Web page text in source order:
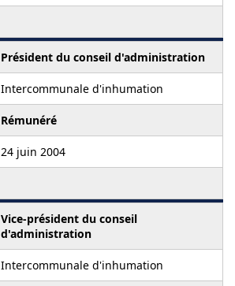
Président du conseil d'administration
Intercommunale d'inhumation
Rémunéré
24 juin 2004
Vice-président du conseil
d'administration
Intercommunale d'inhumation